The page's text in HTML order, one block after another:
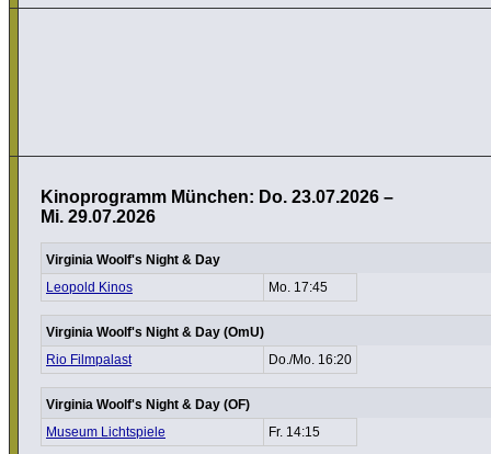
Kinoprogramm München: Do. 23.07.2026 –
Mi. 29.07.2026
Virginia Woolf's Night & Day
Leopold Kinos
Mo. 17:45
Virginia Woolf's Night & Day (OmU)
Rio Filmpalast
Do./Mo. 16:20
Virginia Woolf's Night & Day (OF)
Museum Lichtspiele
Fr. 14:15